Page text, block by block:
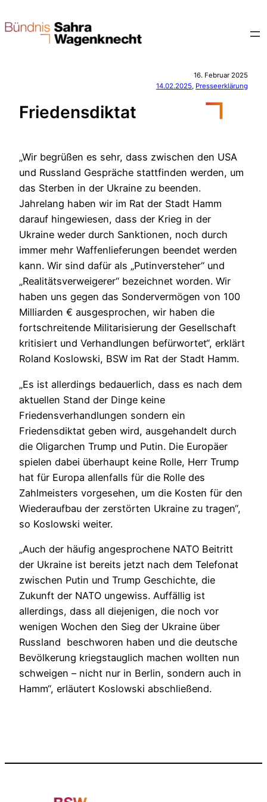
Inhalt
16. Februar 2025
14.02.2025, Presseerklärung
Friedensdiktat
„Wir begrüßen es sehr, dass zwischen den USA
und Russland Gespräche stattfinden werden, um
das Sterben in der Ukraine zu beenden.
Jahrelang haben wir im Rat der Stadt Hamm
darauf hingewiesen, dass der Krieg in der
Ukraine weder durch Sanktionen, noch durch
immer mehr Waffenlieferungen beendet werden
kann. Wir sind dafür als „Putinversteher“ und
„Realitätsverweigerer“ bezeichnet worden. Wir
haben uns gegen das Sondervermögen von 100
Milliarden € ausgesprochen, wir haben die
fortschreitende Militarisierung der Gesellschaft
kritisiert und Verhandlungen befürwortet“, erklärt
Roland Koslowski, BSW im Rat der Stadt Hamm.
„Es ist allerdings bedauerlich, dass es nach dem
aktuellen Stand der Dinge keine
Friedensverhandlungen sondern ein
Friedensdiktat geben wird, ausgehandelt durch
die Oligarchen Trump und Putin. Die Europäer
spielen dabei überhaupt keine Rolle, Herr Trump
hat für Europa allenfalls für die Rolle des
Zahlmeisters vorgesehen, um die Kosten für den
Wiederaufbau der zerstörten Ukraine zu tragen“,
so Koslowski weiter.
„Auch der häufig angesprochene NATO Beitritt
der Ukraine ist bereits jetzt nach dem Telefonat
zwischen Putin und Trump Geschichte, die
Zukunft der NATO ungewiss. Auffällig ist
allerdings, dass all diejenigen, die noch vor
wenigen Wochen den Sieg der Ukraine über
Russland beschworen haben und die deutsche
Bevölkerung kriegstauglich machen wollten nun
schweigen – nicht nur in Berlin, sondern auch in
Hamm“, erläutert Koslowski abschließend.